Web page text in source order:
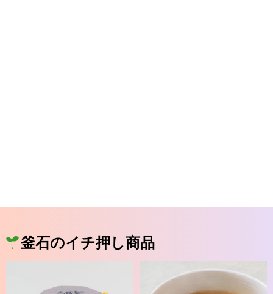
釜石のイチ押し商品